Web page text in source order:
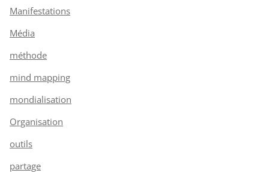
Manifestations
Média
méthode
mind mapping
mondialisation
Organisation
outils
partage